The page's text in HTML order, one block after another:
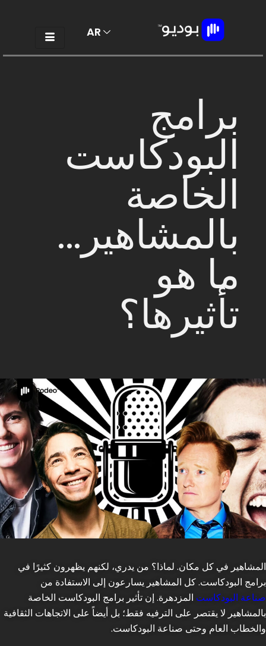
AR
برامج
البودكاست
الخاصة
بالمشاهير...
ما هو
تأثيرها؟
المشاهير في كل مكان. لماذا؟ من يدري، لكنهم يظهرون كثيرًا في
برامج البودكاست. كل المشاهير يسارعون إلى الاستفادة من
صناعة البودكاست المزدهرة. إن تأثير برامج البودكاست الخاصة
بالمشاهير لا يقتصر على الترفيه فقط؛ بل أيضاً على الاتجاهات الثقافية
والخطاب العام وحتى صناعة البودكاست.